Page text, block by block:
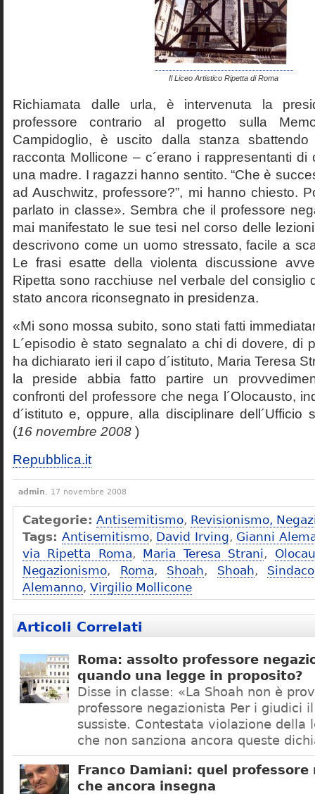
Il Liceo Artistico Ripetta di Roma
Richiamata dalle urla, è intervenuta la
professore contrario al progetto sulla
Campidoglio, è uscito dalla stanza
racconta Mollicone – c´erano i rappresentanti
una madre. I ragazzi hanno sentito. “Che è
ad Auschwitz, professore?”, mi hanno chiesto.
parlato in classe». Sembra che il professore
mai manifestato le sue tesi nel corso delle
descrivono come un uomo stressato, facile a
Le frasi esatte della violenta discussione
Ripetta sono racchiuse nel verbale del consiglio
stato ancora riconsegnato in presidenza.
«Mi sono mossa subito, sono stati fatti
L´episodio è stato segnalato a chi di dovere, di
ha dichiarato ieri il capo d´istituto, Maria Teresa
la preside abbia fatto partire un
confronti del professore che nega l´Olocausto,
d´istituto e, oppure, alla disciplinare dell´Ufficio
(16 novembre 2008 )
Repubblica.it
admin, 17 novembre 2008
Categorie: Antisemitismo, Revisionismo,
Tags: Antisemitismo, David Irving, Gianni
via Ripetta Roma, Maria Teresa Strani,
Negazionismo, Roma, Shoah, Shoah,
Alemanno, Virgilio Mollicone
Articoli Correlati
Roma: assolto professore
quando una legge in proposito?
Disse in classe: «La Shoah non è
professore negazionista Per i giudici
sussiste. Contestata violazione della
che non sanziona ancora queste
Franco Damiani: quel professore
che ancora insegna